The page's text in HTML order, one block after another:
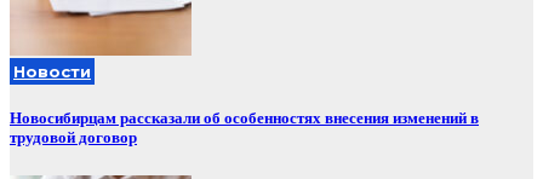
Новости
Новосибирцам рассказали об особенностях внесения изменений в
трудовой договор